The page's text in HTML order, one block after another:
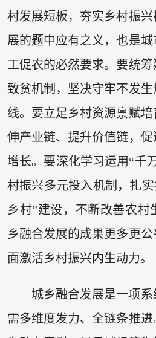
村发展短板，夯实乡村振
展的题中应有之义，也是
工促农的必然要求。要统
致贫机制，坚决守牢不发
线。要立足乡村资源禀赋
伸产业链、提升价值链，
增长。要深化学习运用“千
村振兴多元投入机制，扎
乡村”建设，不断改善农村
乡融合发展的成果更多更
面激活乡村振兴内生动力。
城乡融合发展是一项系
需多维度发力、全链条推